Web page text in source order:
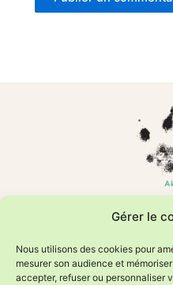
Gérer le
Nous utilisons des cookies pour
mesurer son audience et
accepter, refuser ou personnaliser
Formations en comportement